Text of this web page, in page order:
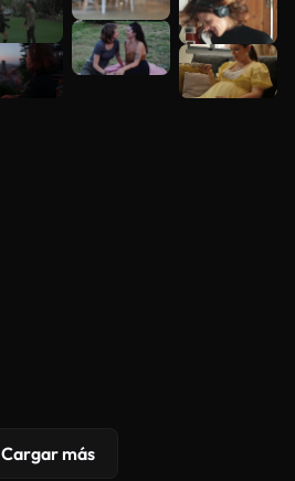
Cargar más